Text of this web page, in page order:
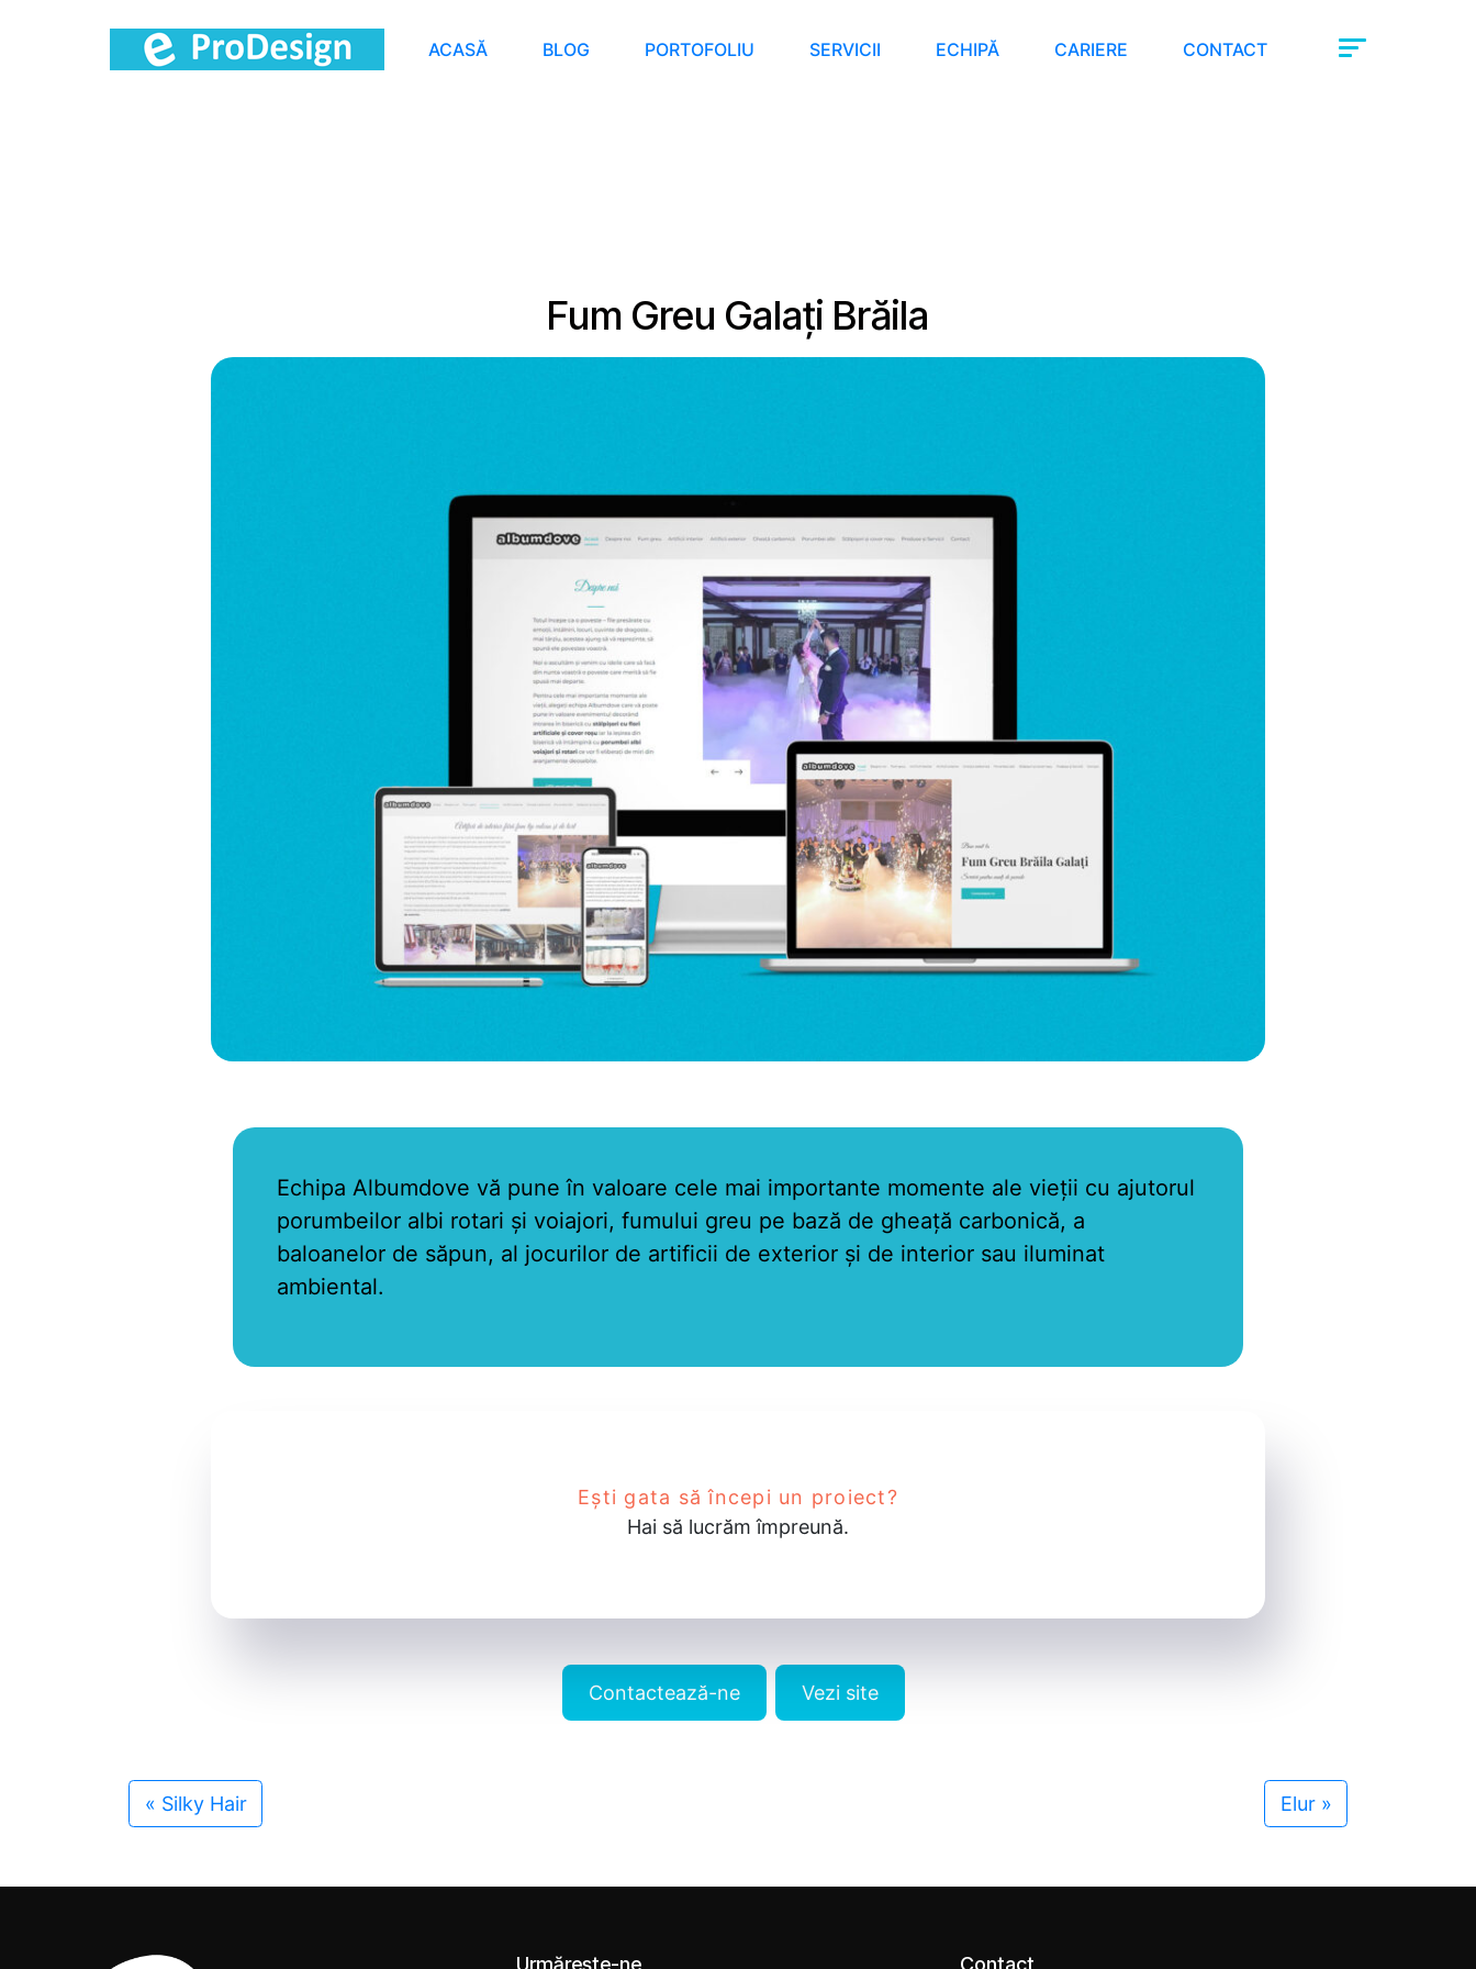
ACASĂ BLOG PORTOFOLIU SERVICII ECHIPĂ CARIERE CONTACT
Fum Greu Galați Brăila
Echipa Albumdove vă pune în valoare cele mai importante momente ale vieţii cu ajutorul
porumbeilor albi rotari şi voiajori, fumului greu pe bază de gheaţă carbonică, a
baloanelor de săpun, al jocurilor de artificii de exterior şi de interior sau iluminat
ambiental.
Ești gata să începi un proiect?
Hai să lucrăm împreună.
Contactează-ne Vezi site
« Silky Hair Elur»
Urmărește-ne Contact